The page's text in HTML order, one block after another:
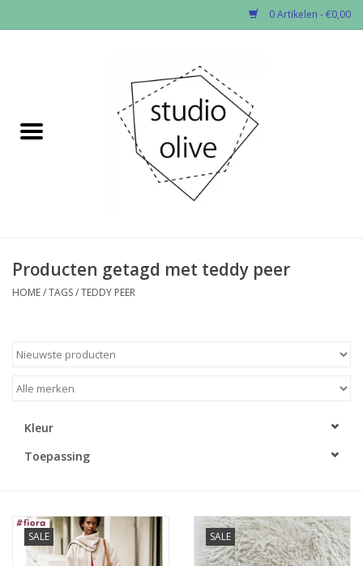
0 Artikelen - €0,00
✂︎Nieuw
Fournituren
Workshops
Diy pakketten
Producten getagd met teddy peer
HOME/TAGS/TEDDY PEER
Kleur
Toepassing
SALE SALE